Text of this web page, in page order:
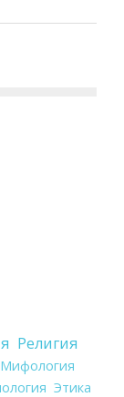
Религия
Мифология
Этика